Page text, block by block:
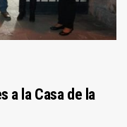
a la Casa de la